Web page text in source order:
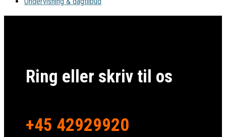
Ring eller skriv til os
+45 42929920